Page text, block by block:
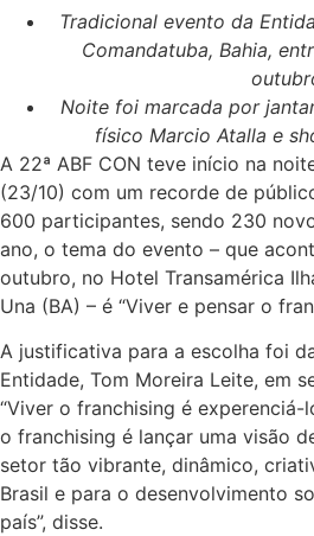
Tradicional evento da
Comandatuba, Bahia,
Noite foi marcada por
físico Marcio Atalla e
A 22ª ABF CON teve início na
(23/10) com um recorde de
600 participantes, sendo 230
ano, o tema do evento – que
outubro, no Hotel Transamérica
Una (BA) – é “Viver e pensar o
A justificativa para a escolha foi
Entidade, Tom Moreira Leite, em
“Viver o franchising é experenciá-
o franchising é lançar uma visão
setor tão vibrante, dinâmico,
Brasil e para o desenvolvimento
país”, disse.